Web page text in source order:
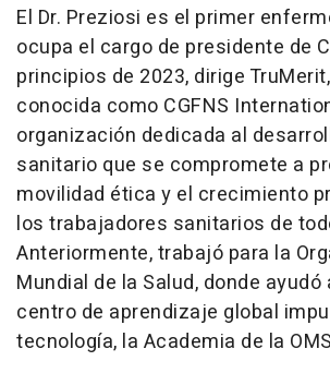
El Dr. Preziosi es el primer
ocupa el cargo de presidente de
principios de 2023, dirige
conocida como CGFNS
organización dedicada al
sanitario que se compromete a
movilidad ética y el crecimiento
los trabajadores sanitarios de
Anteriormente, trabajó para la
Mundial de la Salud, donde ayudó
centro de aprendizaje global
tecnología, la Academia de la